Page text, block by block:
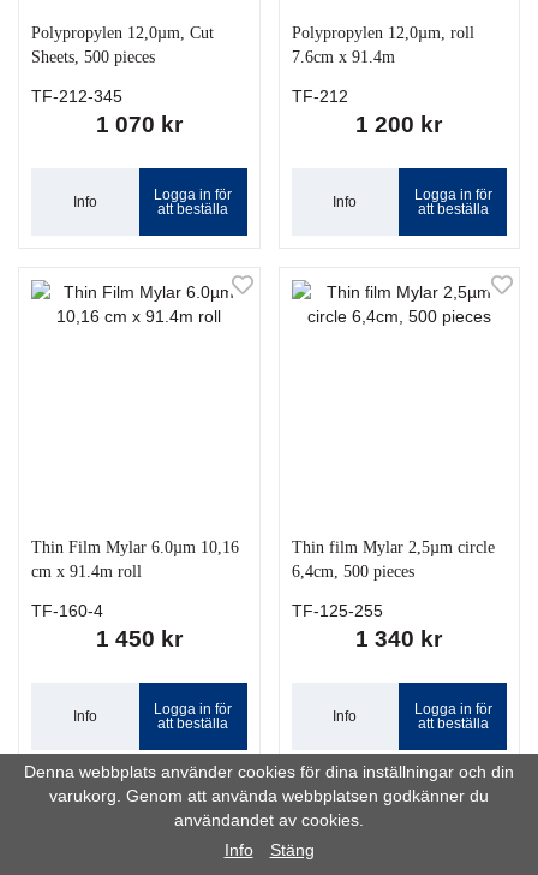
Polypropylen 12,0µm, Cut
Sheets, 500 pieces
TF-212-345
1 070 kr
Info
Logga in för
att beställa
Polypropylen 12,0µm, roll
7.6cm x 91.4m
TF-212
1 200 kr
Info
Logga in för
att beställa
Thin Film Mylar 6.0µm 10,16
cm x 91.4m roll
TF-160-4
1 450 kr
Info
Logga in för
att beställa
Thin film Mylar 2,5µm circle
6,4cm, 500 pieces
TF-125-255
1 340 kr
Info
Logga in för
att beställa
Denna webbplats använder cookies för dina inställningar och din
varukorg. Genom att använda webbplatsen godkänner du
användandet av cookies.
Info
Stäng